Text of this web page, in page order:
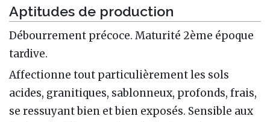
Aptitudes de production
Débourrement précoce. Maturité 2ème époque
tardive.
Affectionne tout particulièrement les sols
acides, granitiques, sablonneux, profonds, frais,
se ressuyant bien et bien exposés. Sensible aux